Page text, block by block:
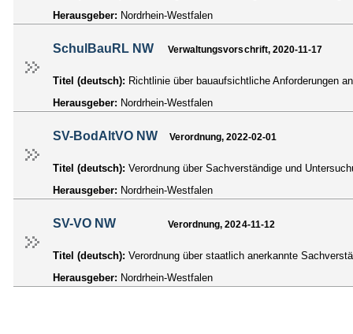
Herausgeber: Nordrhein-Westfalen
SchulBauRL NW Verwaltungsvorschrift, 2020-11-17
Titel (deutsch): Richtlinie über bauaufsichtliche Anforderungen
Herausgeber: Nordrhein-Westfalen
SV-BodAltVO NW Verordnung, 2022-02-01
Titel (deutsch): Verordnung über Sachverständige und
Herausgeber: Nordrhein-Westfalen
SV-VO NW Verordnung, 2024-11-12
Titel (deutsch): Verordnung über staatlich anerkannte
Herausgeber: Nordrhein-Westfalen